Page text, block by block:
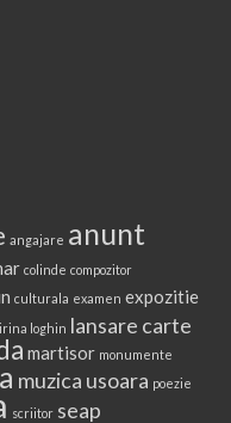
angajare anunt
colinde compozitor
culturala examen expozitie
irina loghin lansare carte
martisor monumente
muzica usoara poezie
scriitor seap